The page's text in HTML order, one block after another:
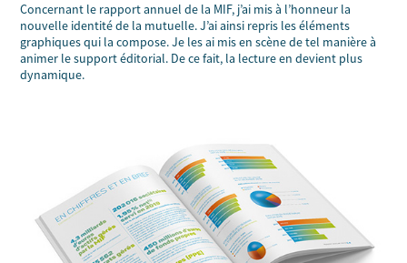
Concernant le rapport annuel de la MIF, j’ai mis à l’honneur la
nouvelle identité de la mutuelle. J’ai ainsi repris les éléments
graphiques qui la compose. Je les ai mis en scène de tel manière à
animer le support éditorial. De ce fait, la lecture en devient plus
dynamique.